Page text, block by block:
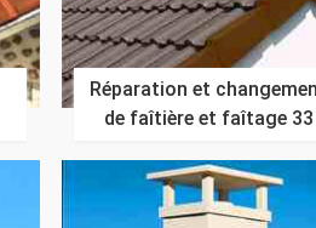
Réparation et
de faîtière et faîtage 33